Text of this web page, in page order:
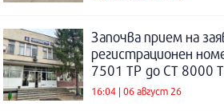
Започва прием на
регистрационен
7501 ТР до СТ 8000
16:04 | 06 август 26